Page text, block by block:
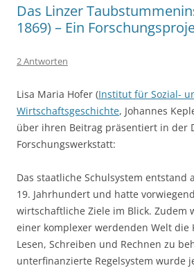
Das Linzer
1869) – Ein
2 Antworten
Lisa Maria Hofer (Institut für Sozial-
Wirtschaftsgeschichte, Johannes
über ihren Beitrag präsentiert in der
Forschungswerkstatt:
Das staatliche Schulsystem entstand
19. Jahrhundert und hatte
wirtschaftliche Ziele im Blick. Zudem
einer komplexer werdenden Welt die
Lesen, Schreiben und Rechnen zu
unterfinanzierte Regelsystem wurde